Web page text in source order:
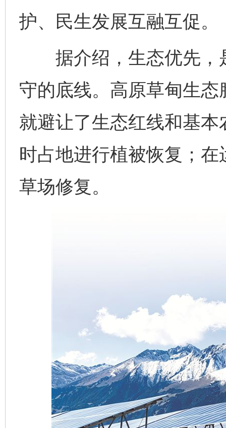
护、民生发展互融互促。
据介绍，生态优先，
守的底线。高原草甸生
就避让了生态红线和基
时占地进行植被恢复；
草场修复。